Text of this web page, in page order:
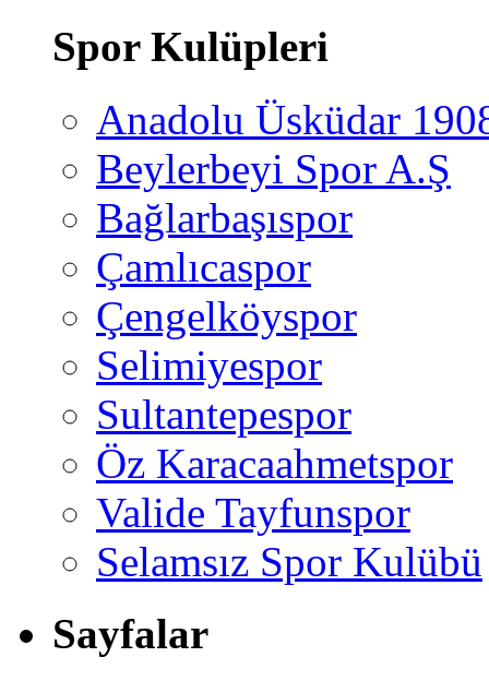
Spor Kulüpleri
Anadolu Üsküdar
Beylerbeyi Spor A.Ş
Bağlarbaşıspor
Çamlıcaspor
Çengelköyspor
Selimiyespor
Sultantepespor
Öz Karacaahmetspor
Valide Tayfunspor
Selamsız Spor Kulübü
Sayfalar